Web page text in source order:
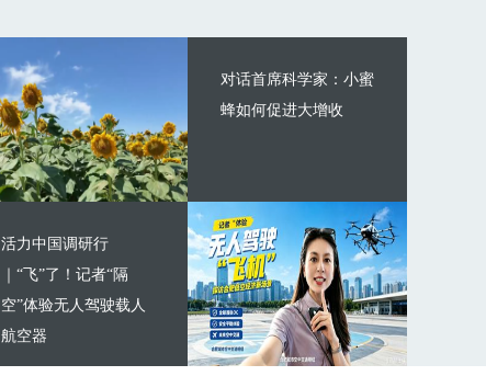
对话首席科学家：小蜜
蜂如何促进大增收
活力中国调研行
｜“飞”了！记者“隔
空”体验无人驾驶载人
航空器